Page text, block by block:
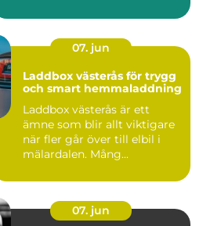
07. jun
Laddbox västerås för trygg
och smart hemmaladdning
Laddbox västerås är ett
ämne som blir allt viktigare
när fler går över till elbil i
mälardalen. Mång...
07. jun